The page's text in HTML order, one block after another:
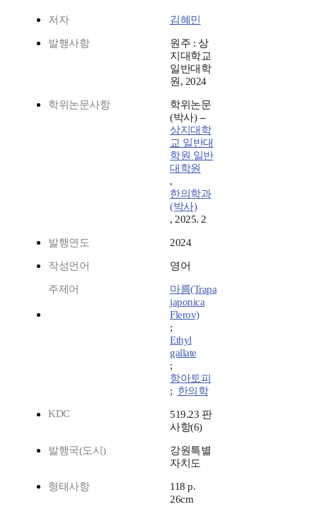
저자 김혜민
발행사항
원주 : 상
지대학교
일반대학
원, 2024
학위논문사항
학위논문
(박사) --
상지대학
교 일반대
학원 일반
대학원
,
한의학과
(박사)
, 2025. 2
발행연도 2024
작성언어 영어
주제어
마름(Trapa
japonica
Flerov)
;
Ethyl
gallate
;
항아토피
; 한의학
KDC
519.23 판
사항(6)
발행국(도시)
강원특별
자치도
형태사항
118 p.
26cm